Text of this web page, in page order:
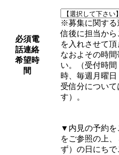
必須電
話連絡
希望時
間
※募集に関する
信後に担当か
を入れさせて
なおよその時
い。（受付時
時、毎週月曜
受信分につい
す）。
▼ 内見の予約
をご参照の上
ず）の日にち